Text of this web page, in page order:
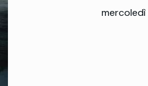
mercoledì